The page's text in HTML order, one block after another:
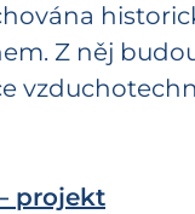
Z něj
projekt